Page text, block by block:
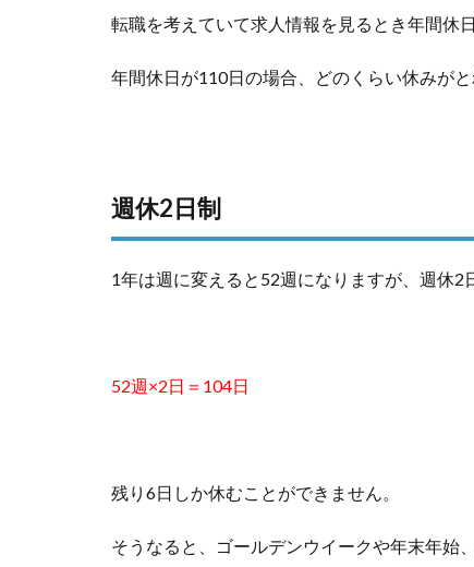
転職を考えていて求人情報を見るとき年間休
年間休日が110日の場合、どのくらい休みが
週休2日制
1年は週に変えると52週になりますが、週休2
52週×2日＝104日
残り6日しか休むことができません。
そうなると、ゴールデンウイークや年末年始